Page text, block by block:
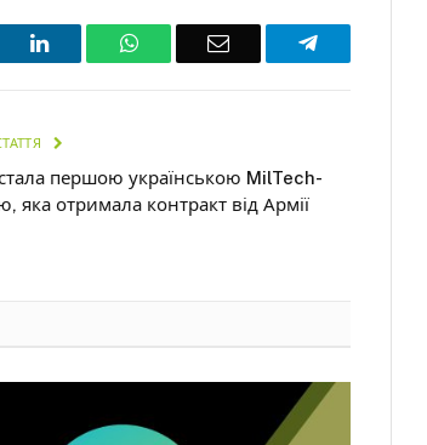
LinkedIn WhatsAppEmail Telegram
першою українською MilTech-
яка отримала контракт від Армії